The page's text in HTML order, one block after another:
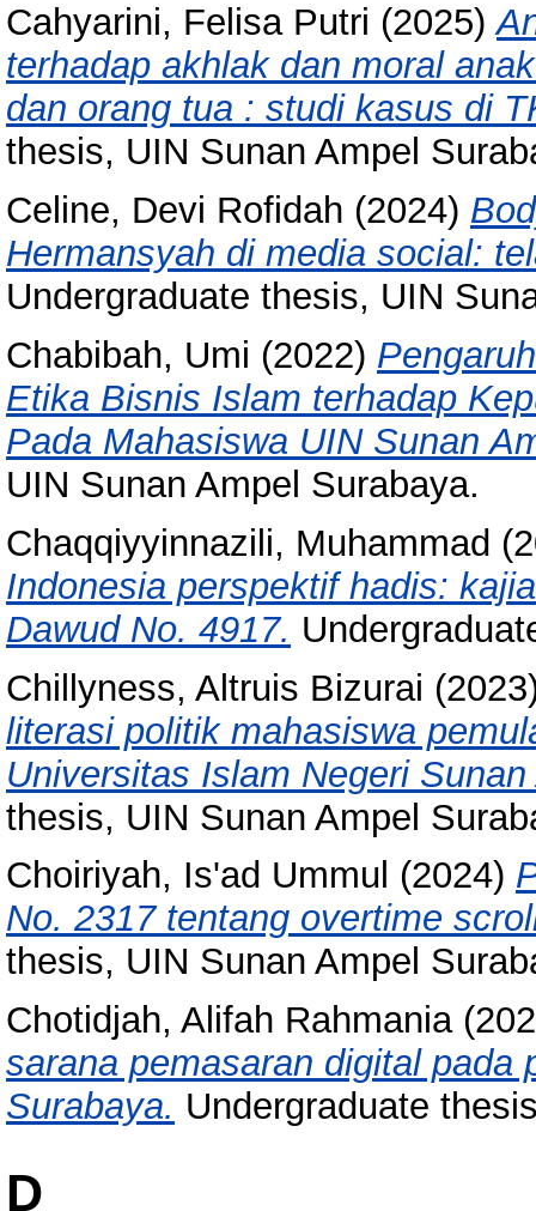
Cahyarini, Felisa Putri (2025)
terhadap akhlak dan moral
dan orang tua : studi kasus di
thesis, UIN Sunan Ampel
Celine, Devi Rofidah (2024)
Hermansyah di media social:
Undergraduate thesis, UIN
Chabibah, Umi (2022)
Etika Bisnis Islam terhadap
Pada Mahasiswa UIN Sunan
UIN Sunan Ampel Surabaya.
Chaqqiyyinnazili, Muhammad
Indonesia perspektif hadis:
Dawud No. 4917.
Chillyness, Altruis Bizurai
literasi politik mahasiswa
Universitas Islam Negeri
thesis, UIN Sunan Ampel
Choiriyah, Is'ad Ummul (2024)
No. 2317 tentang overtime
thesis, UIN Sunan Ampel
Chotidjah, Alifah Rahmania
sarana pemasaran digital pada
Surabaya. Undergraduate
D